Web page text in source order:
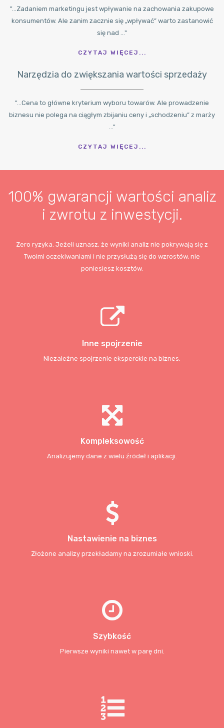
"...Zadaniem marketingu jest wpływanie na zachowania zakupowe
konsumentów. Ale zanim zacznie się „wpływać” warto zastanowić
się nad ..."
CZYTAJ WIĘCEJ...
Narzędzia do zwiększania wartości sprzedaży
"...Cena to główne kryterium wyboru towarów. Ale prowadzenie
biznesu nie polega na ciągłym zbijaniu ceny i „schodzeniu” z marży
..."
CZYTAJ WIĘCEJ...
100% gwarancji wartości analiz
i zwrotu z inwestycji.
Zero ryzyka. Jeżeli uznasz, że wyniki analiz nie pokrywają się z
Twoimi oczekiwaniami i nie przysłużą się do wzrostów, nie
poniesiesz kosztów.
Inne spojrzenie
Niezależne spojrzenie eksperckie na biznes.
Kompleksowość
Analizujemy dane z wielu źródeł i aplikacji.
Nastawienie na biznes
Złożone analizy przekładamy na zrozumiałe wnioski.
Szybkość
Pierwsze wyniki nawet w parę dni.